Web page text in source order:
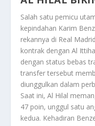
Salah satu pemicu
kepindahan Karim
rekannya di Real
kontrak dengan Al
dengan status bebas
transfer tersebut
diunggulkan dalam
Saat ini, Al Hilal
47 poin, unggul satu
kedua. Kehadiran